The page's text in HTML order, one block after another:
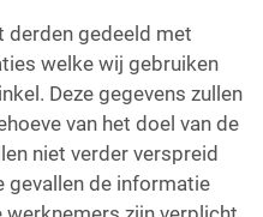
gedeeld met
welke wij gebruiken
Deze gegevens zullen
van het doel van de
niet verder verspreid
gevallen de informatie